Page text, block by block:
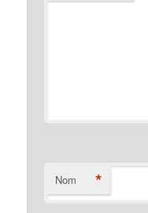
Nom *